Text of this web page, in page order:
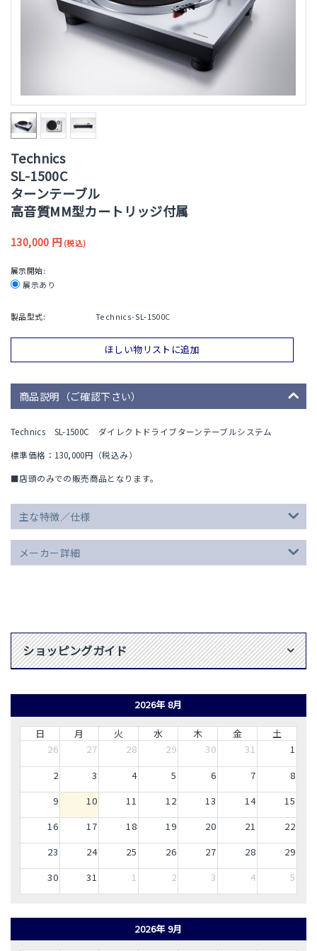
Technics
SL-1500C
ターンテーブル
高音質MM型カートリッジ付属
130,000 円 (税込)
展示開始:
展示あり
製品型式: Technics-SL-1500C
ほしい物リストに追加
商品説明（ご確認下さい）
Technics SL-1500C ダイレクトドライブターンテーブルシステム
標準価格：130,000円（税込み）
■店頭のみでの販売商品となります。
主な特徴／仕様
メーカー詳細
ショッピングガイド
2026年 8月
日 月 火 水 木 金
土
26
27 28 29 30 31
1
2
3 4 5 6 7
8
9
10 11 12 13 14
15
16
17 18 19 20 21
22
23
24 25 26 27 28
29
30
31 1 2 3 4 5
2026年 9月